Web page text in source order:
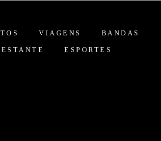
VIAGENS BANDAS
ESPORTES